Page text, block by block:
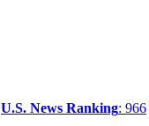
U.S. News Ranking: 966